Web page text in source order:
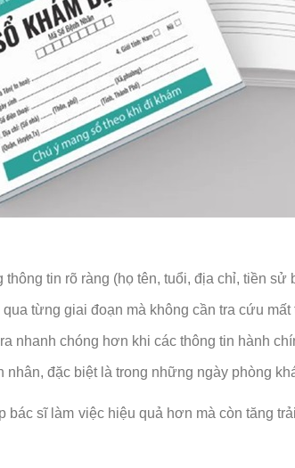
tin rõ ràng (họ tên, tuổi, địa chỉ, tiền
từng giai đoạn mà không cần tra cứu mất
nhanh chóng hơn khi các thông tin hành
đặc biệt là trong những ngày phòng
bác sĩ làm việc hiệu quả hơn mà còn tăng